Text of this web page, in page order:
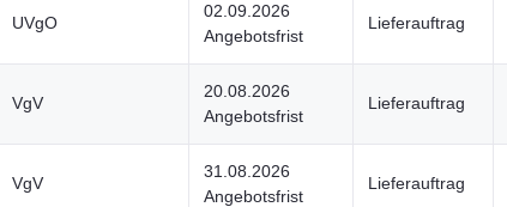
UVgO
02.09.2026
Angebotsfrist
Lieferauftrag
VgV
20.08.2026
Angebotsfrist
Lieferauftrag
VgV
31.08.2026
Angebotsfrist
Lieferauftrag